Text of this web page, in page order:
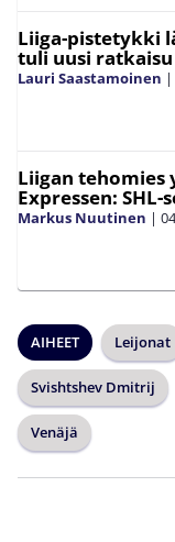
Liiga-pistetykki
tuli uusi ratkaisu
Lauri Saastamoinen |
Liigan tehomies
Expressen:
Markus Nuutinen |
AIHEET Leijonat
Svishtshev Dmitrij
Venäjä